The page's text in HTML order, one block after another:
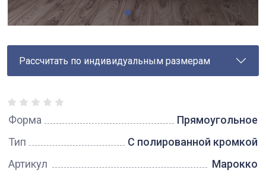
Рассчитать по индивидуальным размерам
Форма
Прямоугольное
Тип
С полированной кромкой
Артикул
Марокко